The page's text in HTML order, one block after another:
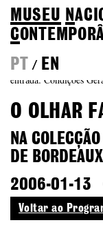
MUSEU N
C
PT
/ EN
entrada: Condições
O OLHAR
NA
DE BORDEAUX
2006-01-13
Voltar ao